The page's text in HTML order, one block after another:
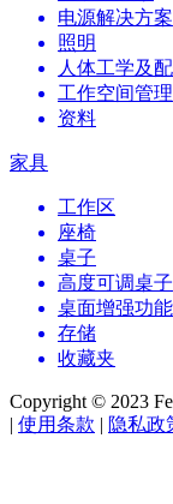
电源解决方案
照明
人体工学及
工作空间管理
资料
家具
工作区
座椅
桌子
高度可调桌子
桌面增强功能
存储
收藏夹
Copyright © 2023
| 使用条款 | 隐私政